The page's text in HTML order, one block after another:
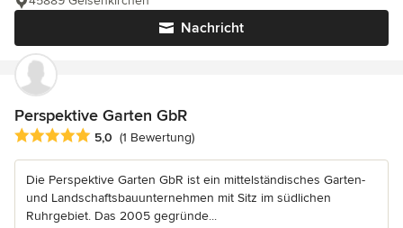
Nachricht
Perspektive Garten GbR
Durchschnittliche Bewertung: 5 von 5 Sternen
5,0 (1 Bewertung)
Die Perspektive Garten GbR ist ein mittelständisches Garten-
und Landschaftsbauunternehmen mit Sitz im südlichen
Ruhrgebiet. Das 2005 gegründe...